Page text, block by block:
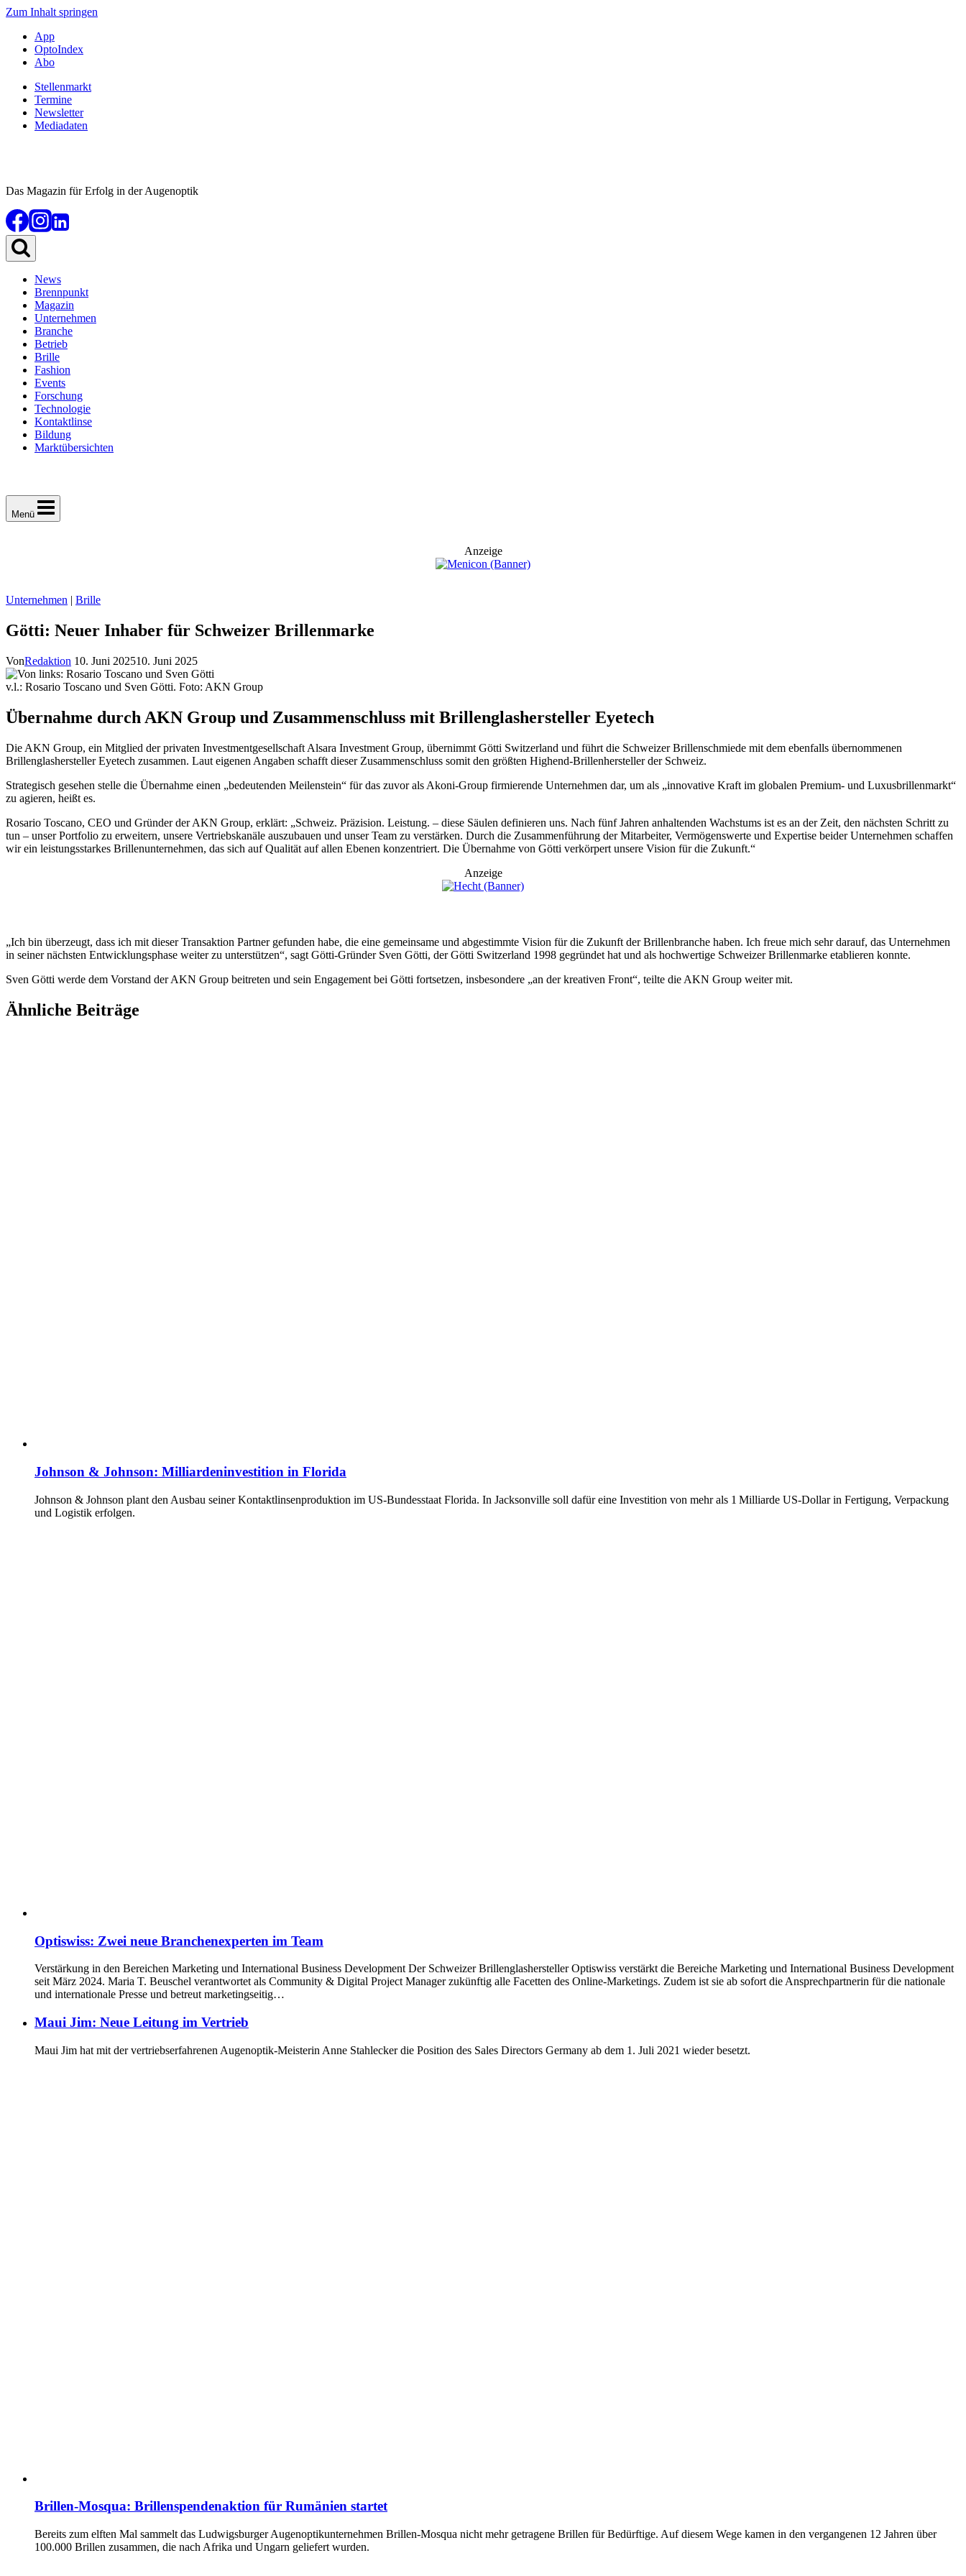
Zum Inhalt springen
App
OptoIndex
Abo
Stellenmarkt
Termine
Newsletter
Mediadaten
Das Magazin für Erfolg in der Augenoptik
News
Brennpunkt
Magazin
Unternehmen
Branche
Betrieb
Brille
Fashion
Events
Forschung
Technologie
Kontaktlinse
Bildung
Marktübersichten
Menü
Anzeige
Unternehmen | Brille
Götti: Neuer Inhaber für Schweizer Brillenmarke
VonRedaktion 10. Juni 202510. Juni 2025
v.l.: Rosario Toscano und Sven Götti. Foto: AKN Group
Übernahme durch AKN Group und Zusammenschluss mit Brillenglashersteller Eyetech
Die AKN Group, ein Mitglied der privaten Investmentgesellschaft Alsara Investment Group, übernimmt Götti Switzerland und führt die Schweizer Brillenschmiede mit dem ebenfalls übernommenen
Brillenglashersteller Eyetech zusammen. Laut eigenen Angaben schafft dieser Zusammenschluss somit den größten Highend-Brillenhersteller der Schweiz.
Strategisch gesehen stelle die Übernahme einen „bedeutenden Meilenstein“ für das zuvor als Akoni-Group firmierende Unternehmen dar, um als „innovative Kraft im globalen Premium- und Luxusbrillenmarkt“
zu agieren, heißt es.
Rosario Toscano, CEO und Gründer der AKN Group, erklärt: „Schweiz. Präzision. Leistung. – diese Säulen definieren uns. Nach fünf Jahren anhaltenden Wachstums ist es an der Zeit, den nächsten Schritt zu
tun – unser Portfolio zu erweitern, unsere Vertriebskanäle auszubauen und unser Team zu verstärken. Durch die Zusammenführung der Mitarbeiter, Vermögenswerte und Expertise beider Unternehmen schaffen
wir ein leistungsstarkes Brillenunternehmen, das sich auf Qualität auf allen Ebenen konzentriert. Die Übernahme von Götti verkörpert unsere Vision für die Zukunft.“
Anzeige
„Ich bin überzeugt, dass ich mit dieser Transaktion Partner gefunden habe, die eine gemeinsame und abgestimmte Vision für die Zukunft der Brillenbranche haben. Ich freue mich sehr darauf, das Unternehmen
in seiner nächsten Entwicklungsphase weiter zu unterstützen“, sagt Götti-Gründer Sven Götti, der Götti Switzerland 1998 gegründet hat und als hochwertige Schweizer Brillenmarke etablieren konnte.
Sven Götti werde dem Vorstand der AKN Group beitreten und sein Engagement bei Götti fortsetzen, insbesondere „an der kreativen Front“, teilte die AKN Group weiter mit.
Ähnliche Beiträge
Johnson & Johnson: Milliardeninvestition in Florida
Johnson & Johnson plant den Ausbau seiner Kontaktlinsenproduktion im US-Bundesstaat Florida. In Jacksonville soll dafür eine Investition von mehr als 1 Milliarde US-Dollar in Fertigung, Verpackung
und Logistik erfolgen.
Optiswiss: Zwei neue Branchenexperten im Team
Verstärkung in den Bereichen Marketing und International Business Development Der Schweizer Brillenglashersteller Optiswiss verstärkt die Bereiche Marketing und International Business Development
seit März 2024. Maria T. Beuschel verantwortet als Community & Digital Project Manager zukünftig alle Facetten des Online-Marketings. Zudem ist sie ab sofort die Ansprechpartnerin für die nationale
und internationale Presse und betreut marketingseitig…
Maui Jim: Neue Leitung im Vertrieb
Maui Jim hat mit der vertriebserfahrenen Augenoptik-Meisterin Anne Stahlecker die Position des Sales Directors Germany ab dem 1. Juli 2021 wieder besetzt.
Brillen-Mosqua: Brillenspendenaktion für Rumänien startet
Bereits zum elften Mal sammelt das Ludwigsburger Augenoptikunternehmen Brillen-Mosqua nicht mehr getragene Brillen für Bedürftige. Auf diesem Wege kamen in den vergangenen 12 Jahren über
100.000 Brillen zusammen, die nach Afrika und Ungarn geliefert wurden.